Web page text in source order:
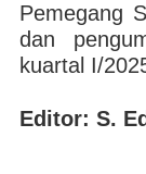
Pemegang
dan
kuartal I/
Editor: S.